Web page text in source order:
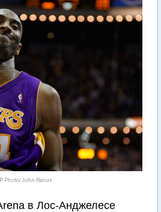
Photo/John Raoux
в Лос-Анджелесе